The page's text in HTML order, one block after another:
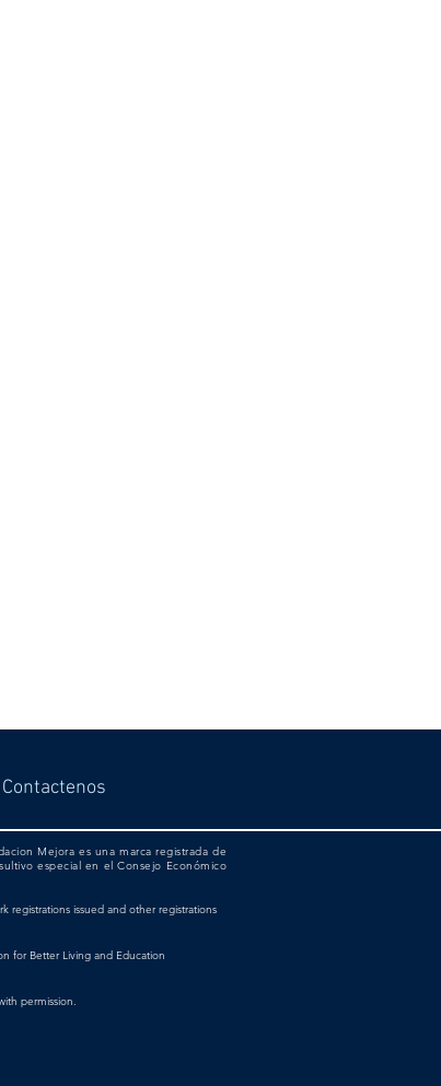
Contactenos
Mejora es una marca registrada de
especial en el Consejo Económico
registrations issued and other registrations
for Better Living and Education
permission.